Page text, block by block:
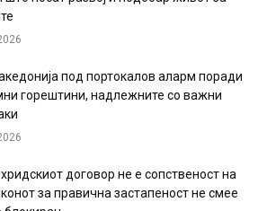
под портокалов аларм поради
горештини, надлежните со важни
договор не е сопственост на
за правична застапеност не смее